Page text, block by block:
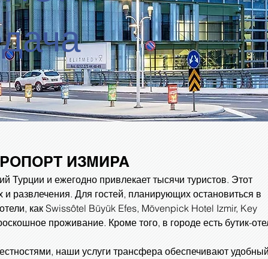
ИЗМИРА
Турции и ежегодно привлекает тысячи туристов. Этот
и развлечения. Для гостей, планирующих остановиться в
как Swissôtel Büyük Efes, Mövenpick Hotel Izmir, Key
проживание. Кроме того, в городе есть бутик-
наши услуги трансфера обеспечивают